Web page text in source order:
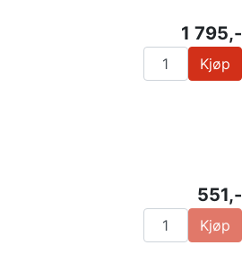
1 795,-
Kjøp
551,-
Kjøp